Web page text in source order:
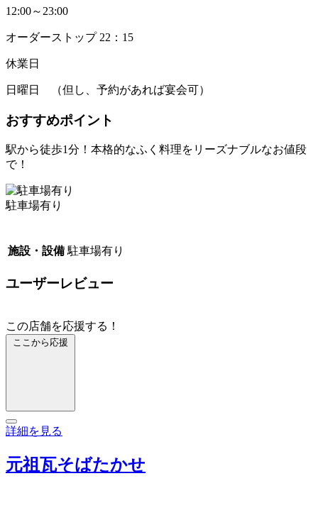
12:00～23:00
オーダーストップ 22：15
休業日
日曜日 （但し、予約があれば宴会可）
おすすめポイント
駅から徒歩1分！本格的なふく料理をリーズナブルなお値段
で！
駐車場有り
施設・設備 駐車場有り
ユーザーレビュー
この店舗を応援する！
ここから応援
詳細を見る
元祖瓦そばたかせ